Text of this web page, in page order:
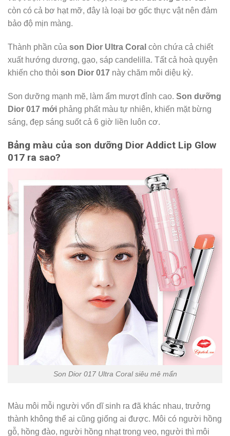
còn có cả bơ hạt mỡ, đây là loại bơ gốc thực vật nên đảm
bảo độ mịn màng.
Thành phần của son Dior Ultra Coral còn chứa cả chiết
xuất hướng dương, gạo, sáp candelilla. Tất cả hoà quyện
khiến cho thỏi son Dior 017 này chăm môi diệu kỳ.
Son dưỡng mạnh mẽ, làm ẩm mượt đỉnh cao. Son dưỡng
Dior 017 mới phảng phất màu tự nhiên, khiến mặt bừng
sáng, đẹp sáng suốt cả 6 giờ liền luôn cơ.
Bảng màu của son dưỡng Dior Addict Lip Glow
017 ra sao?
Son Dior 017 Ultra Coral siêu mê mẩn
Màu môi mỗi người vốn dĩ sinh ra đã khác nhau, trưởng
thành không thể ai cũng giống ai được. Môi có người hồng
gỗ, hồng đào, người hồng nhạt trong veo, người thì môi